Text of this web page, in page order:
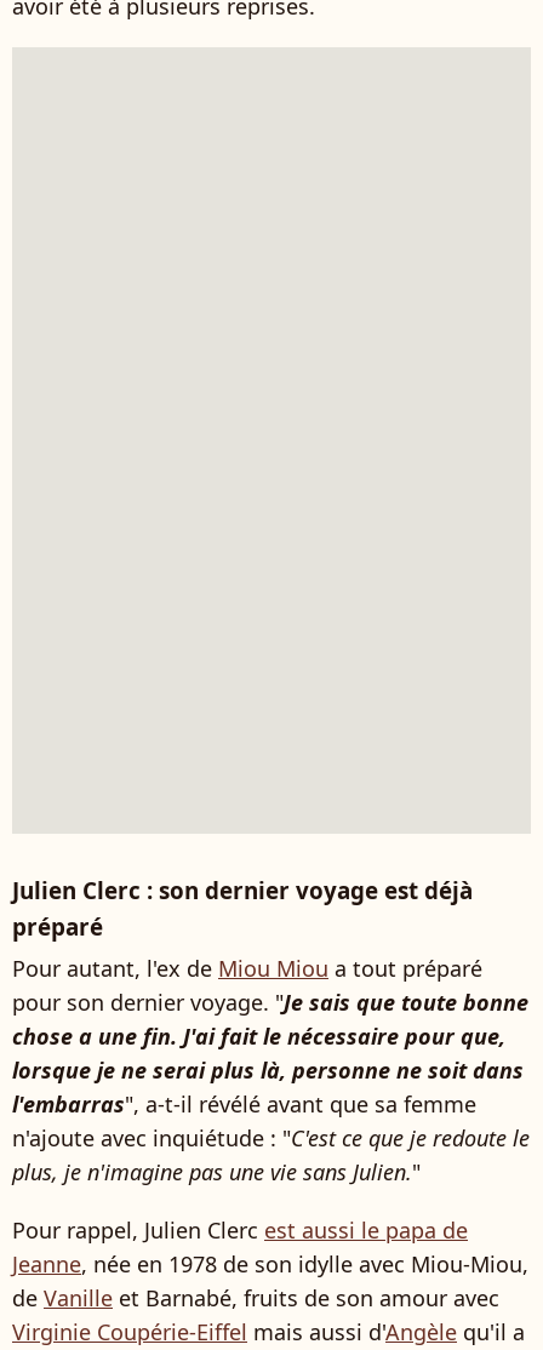
avoir été à plusieurs reprises.
Julien Clerc : son dernier voyage est déjà
préparé
Pour autant, l'ex de Miou Miou a tout préparé
pour son dernier voyage. "Je sais que toute bonne
chose a une fin. J'ai fait le nécessaire pour que,
lorsque je ne serai plus là, personne ne soit dans
l'embarras", a-t-il révélé avant que sa femme
n'ajoute avec inquiétude : "C'est ce que je redoute le
plus, je n'imagine pas une vie sans Julien."
Pour rappel, Julien Clerc est aussi le papa de
Jeanne, née en 1978 de son idylle avec Miou-Miou,
de Vanille et Barnabé, fruits de son amour avec
Virginie Coupérie-Eiffel mais aussi d'Angèle qu'il a